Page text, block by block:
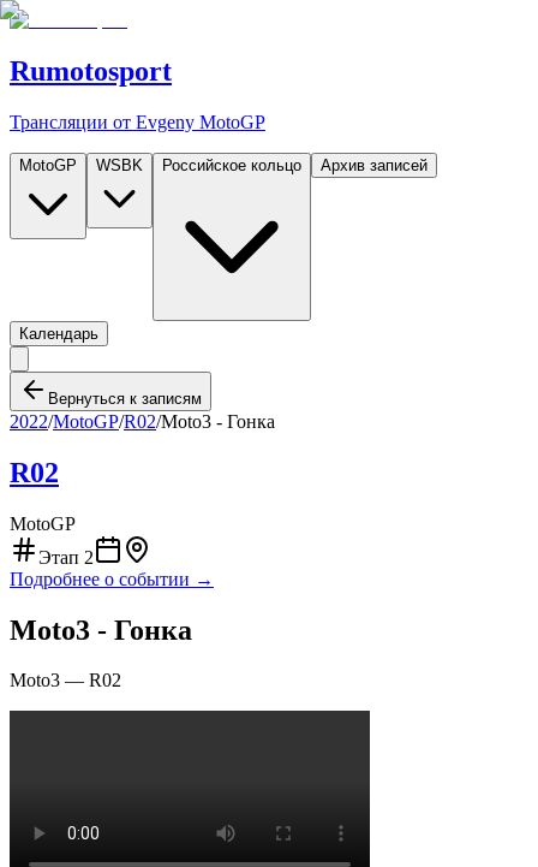
Rumotosport
Трансляции от Evgeny MotoGP
MotoGP WSBK Российское кольцо Архив записей
Календарь
Вернуться к записям
2022/MotoGP/R02/Moto3 - Гонка
R02
MotoGP
Этап 2
Подробнее о событии →
Moto3 - Гонка
Moto3 — R02